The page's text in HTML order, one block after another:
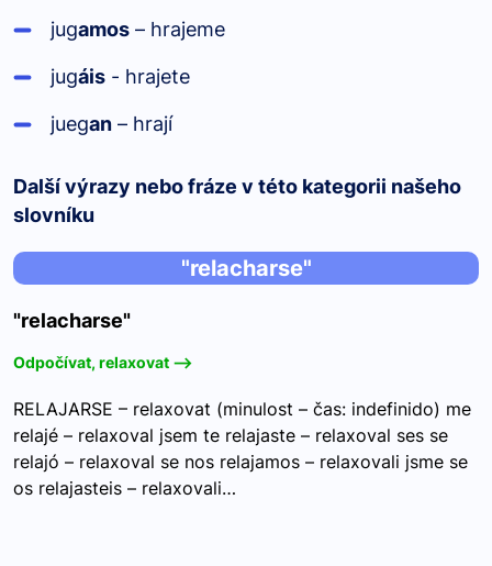
jugamos – hrajeme
jugáis - hrajete
juegan – hrají
Další výrazy nebo fráze v této kategorii našeho
slovníku
"relacharse"
"relacharse"
Odpočívat, relaxovat -->
RELAJARSE – relaxovat (minulost – čas: indefinido) me
relajé – relaxoval jsem te relajaste – relaxoval ses se
relajó – relaxoval se nos relajamos – relaxovali jsme se
os relajasteis – relaxovali…